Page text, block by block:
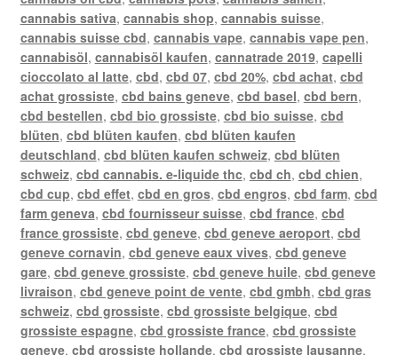
cannabis sativa, cannabis shop, cannabis suisse,
cannabis suisse cbd, cannabis vape, cannabis vape pen,
cannabisöl, cannabisöl kaufen, cannatrade 2019, capelli
cioccolato al latte, cbd, cbd 07, cbd 20%, cbd achat, cbd
achat grossiste, cbd bains geneve, cbd basel, cbd bern,
cbd bestellen, cbd bio grossiste, cbd bio suisse, cbd
blüten, cbd blüten kaufen, cbd blüten kaufen
deutschland, cbd blüten kaufen schweiz, cbd blüten
schweiz, cbd cannabis. e-liquide thc, cbd ch, cbd chien,
cbd cup, cbd effet, cbd en gros, cbd engros, cbd farm, cbd
farm geneva, cbd fournisseur suisse, cbd france, cbd
france grossiste, cbd geneve, cbd geneve aeroport, cbd
geneve cornavin, cbd geneve eaux vives, cbd geneve
gare, cbd geneve grossiste, cbd geneve huile, cbd geneve
livraison, cbd geneve point de vente, cbd gmbh, cbd gras
schweiz, cbd grossiste, cbd grossiste belgique, cbd
grossiste espagne, cbd grossiste france, cbd grossiste
geneve, cbd grossiste hollande, cbd grossiste lausanne,